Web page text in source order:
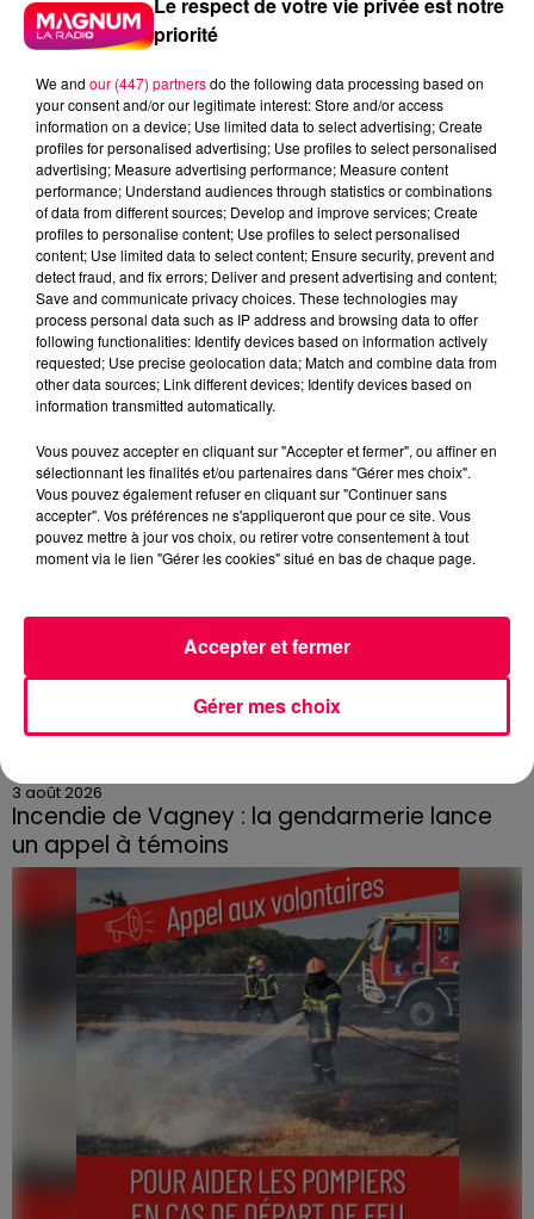
3 août 2026
PRÉVIFEUX : "il faut avoir une culture du risque"
dans les Vosges
3 août 2026
Incendie de Vagney : la gendarmerie lance
un appel à témoins
Le feu, parti d'une haie avant de se propager au
quartier résidentiel, avait détruit deux habitations et
contraint à l'évacuation d'une centaine de personnes.
priorité
We and our (447) partnersdo the following data processing based on
your consent and/or our legitimate interest: Store and/or access
information on a device; Use limited data to select advertising; Create
profiles for personalised advertising; Use profiles to select personalised
advertising; Measure advertising performance; Measure content
performance; Understand audiences through statistics or combinations
of data from different sources; Develop and improve services; Create
profiles to personalise content; Use profiles to select personalised
content; Use limited data to select content; Ensure security, prevent and
detect fraud, and fix errors; Deliver and present advertising and content;
Save and communicate privacy choices. These technologies may
process personal data such as IP address and browsing data to offer
following functionalities: Identify devices based on information actively
requested; Use precise geolocation data; Match and combine data from
other data sources; Link different devices; Identify devices based on
information transmitted automatically.
Vous pouvez accepter en cliquant sur "Accepter et fermer", ou affiner en
sélectionnant les finalités et/ou partenaires dans "Gérer mes choix".
Vous pouvez également refuser en cliquant sur "Continuer sans
accepter". Vos préférences ne s'appliqueront que pour ce site. Vous
pouvez mettre à jour vos choix, ou retirer votre consentement à tout
moment via le lien "Gérer les cookies" situé en bas de chaque page.
Gérer mes choix
Accepter et fermer